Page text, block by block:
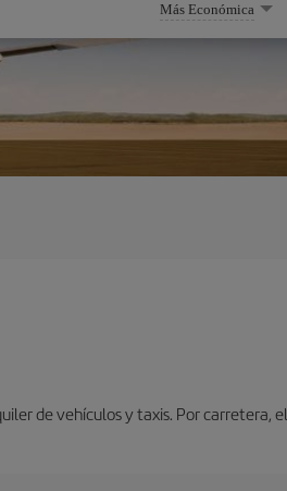
Más Económica
de vehículos y taxis. Por carretera, el